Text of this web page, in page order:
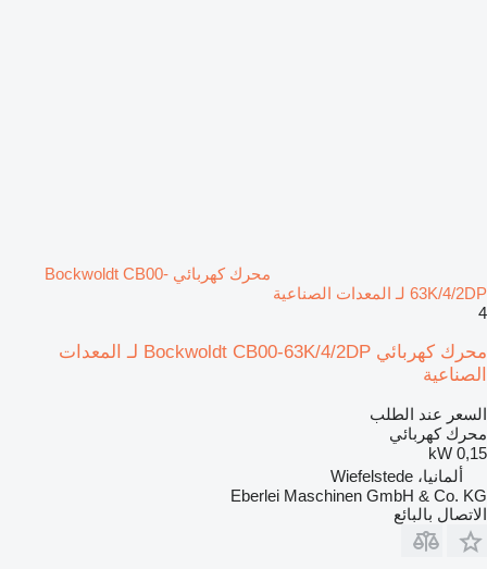
محرك كهربائي Bockwoldt CB00-
63K/4/2DP لـ المعدات الصناعية
4
محرك كهربائي Bockwoldt CB00-63K/4/2DP لـ المعدات
الصناعية
السعر عند الطلب
محرك كهربائي
0,15 kW
ألمانيا، Wiefelstede
Eberlei Maschinen GmbH & Co. KG
الاتصال بالبائع